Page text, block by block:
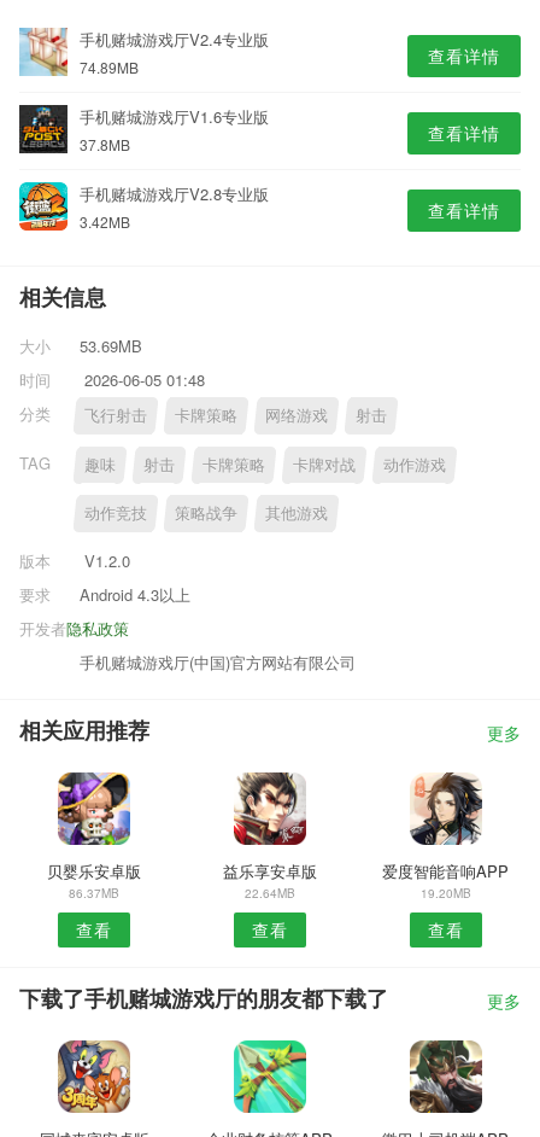
手机赌城游戏厅V2.4专业版
74.89MB 查看详情
手机赌城游戏厅V1.6专业版
37.8MB 查看详情
手机赌城游戏厅V2.8专业版
3.42MB 查看详情
相关信息
大小
53.69MB
时间
2026-06-05 01:48
分类
飞行射击 卡牌策略 网络游戏 射击
TAG 趣味 射击 卡牌策略 卡牌对战 动作游戏
动作竞技 策略战争 其他游戏
版本
V1.2.0
要求
Android 4.3以上
隐私政策
开发者
手机赌城游戏厅(中国)官方网站有限公司
相关应用推荐 更多
贝婴乐安卓版
86.37MB
查看
益乐享安卓版
22.64MB
查看
爱度智能音响APP
19.20MB
查看
下载了手机赌城游戏厅的朋友都下载了 更多